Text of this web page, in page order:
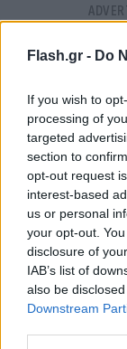
Flash.gr - Do
If you wish to
processing of
targeted
section to
opt-out request
interest-based
us or personal
your opt-out.
disclosure of
IAB’s list of
also be
Downstream
Μάλιστα,